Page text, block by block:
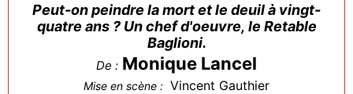
Peut-on peindre la mort et le deuil à vingt-
quatre ans ? Un chef d'oeuvre, le Retable
Baglioni.
De : Monique Lancel
Mise en scène : Vincent Gauthier